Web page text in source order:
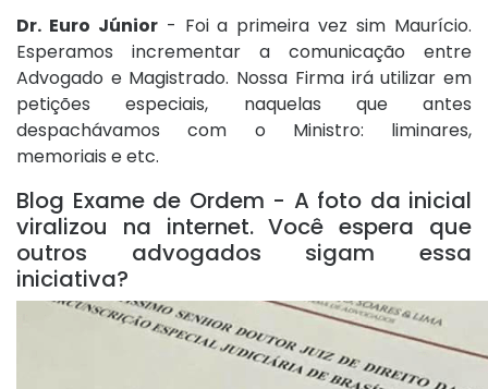
Dr. Euro Júnior- Foi a primeira vez sim Maurício.
Esperamos incrementar a comunicação entre
Advogado e Magistrado. Nossa Firma irá utilizar em
petições especiais, naquelas que antes
despachávamos com o Ministro: liminares,
memoriais e etc.
Blog Exame de Ordem - A foto da inicial
viralizou na internet. Você espera que
outros advogados sigam essa
iniciativa?